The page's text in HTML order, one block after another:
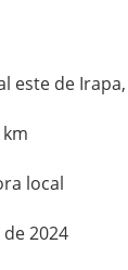
este de
local
2024